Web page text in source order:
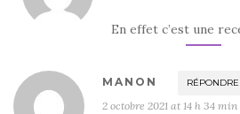
En effet c’est une
MANON RÉPONDRE
2 octobre 2021 at 14 h 34 min